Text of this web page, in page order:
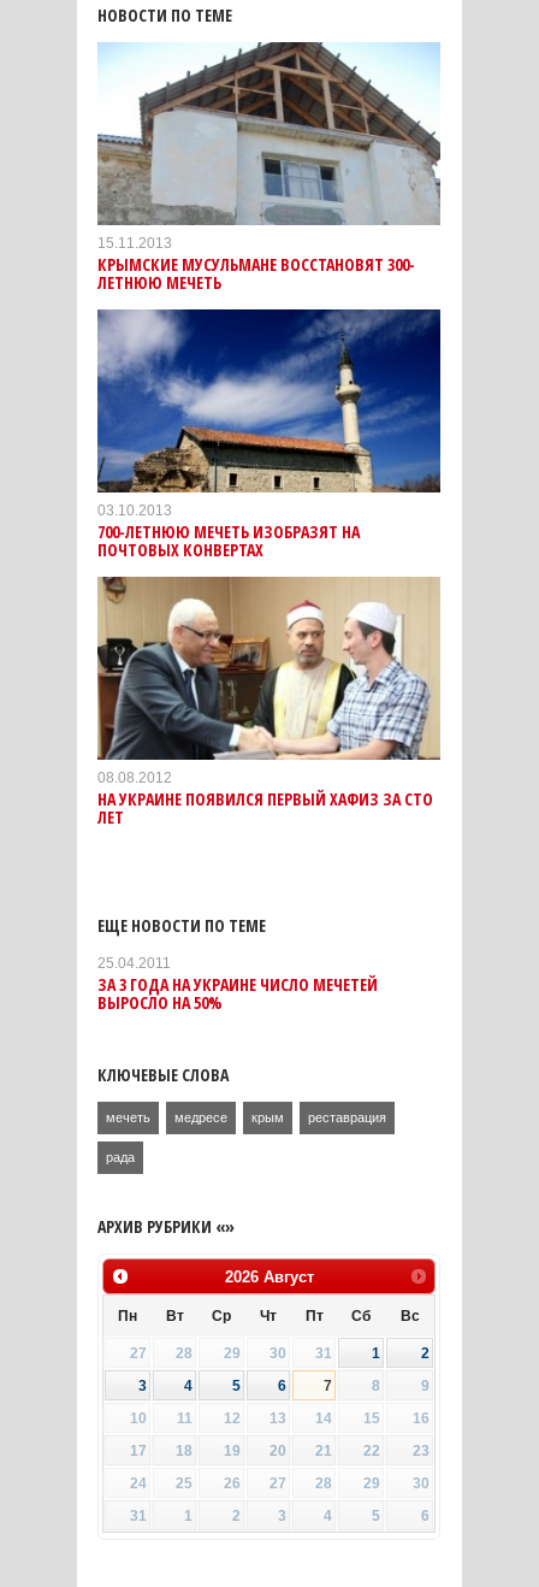
НОВОСТИ ПО ТЕМЕ
15.11.2013
КРЫМСКИЕ МУСУЛЬМАНЕ ВОССТАНОВЯТ 300-
ЛЕТНЮЮ МЕЧЕТЬ
03.10.2013
700-ЛЕТНЮЮ МЕЧЕТЬ ИЗОБРАЗЯТ НА
ПОЧТОВЫХ КОНВЕРТАХ
08.08.2012
НА УКРАИНЕ ПОЯВИЛСЯ ПЕРВЫЙ ХАФИЗ ЗА СТО
ЛЕТ
ЕЩЕ НОВОСТИ ПО ТЕМЕ
25.04.2011
ЗА 3 ГОДА НА УКРАИНЕ ЧИСЛО МЕЧЕТЕЙ
ВЫРОСЛО НА 50%
КЛЮЧЕВЫЕ СЛОВА
мечеть медресе крым реставрация
рада
АРХИВ РУБРИКИ «»
2026 Август
Пн Вт Ср Чт Пт Сб Вс
27 28 29 30 31 1
2
3
4 5 6 7 8
9
10
11 12 13 14 15
16
17
18 19 20 21 22
23
24
25 26 27 28 29
30
31
1 2 3 4 5 6